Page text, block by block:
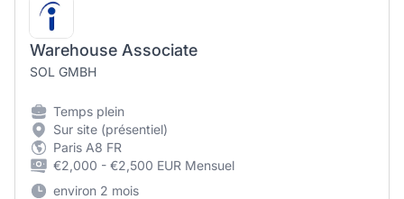
Warehouse Associate
SOL GMBH
Temps plein
Sur site (présentiel)
Paris A8 FR
€2,000 - €2,500 EUR Mensuel
environ 2 mois